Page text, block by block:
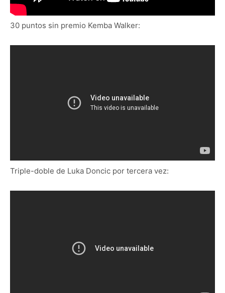
30 puntos sin premio Kemba Walker:
Triple-doble de Luka Doncic por tercera vez: